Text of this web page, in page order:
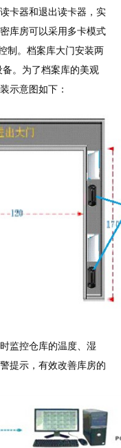
卡器和退出读卡器，实
库房可以采用多卡模式
制。档案库大门安装两
。为了档案库的美观
示意图如下：
监控仓库的温度、湿
提示，有效改善库房的